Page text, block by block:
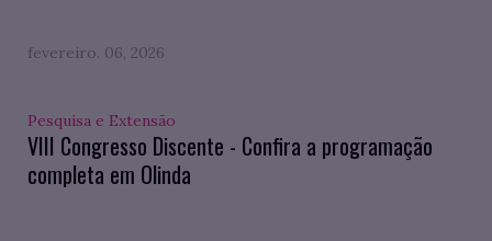
fevereiro. 06, 2026
Pesquisa e Extensão
VIII Congresso Discente - Confira a programação
completa em Olinda